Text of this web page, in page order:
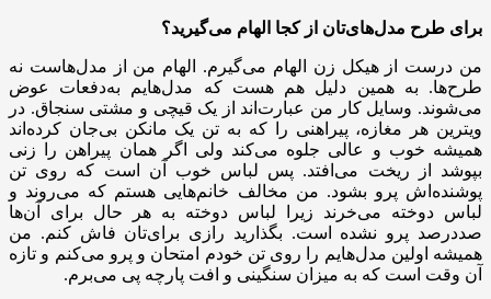
برای طرح مدل‌های‌تان از کجا الهام می‌گیرید؟
من درست از هیکل زن الهام می‌گیرم. الهام من از مدل‌هاست نه
طرح‌ها. به همین دلیل هم هست که مدل‌هایم به‌دفعات عوض
می‌شوند. وسایل کار من عبارت‌اند از یک قیچی و مشتی سنجاق. در
ویترین هر مغازه، پیراهنی را که به تن یک مانکن بی‌جان کرده‌اند
همیشه خوب و عالی جلوه می‌کند ولی اگر همان پیراهن را زنی
بپوشد از ریخت می‌افتد. پس لباس خوب آن است که روی تن
پوشنده‌اش پرو بشود. من مخالف خانم‌هایی هستم که می‌روند و
لباس دوخته می‌خرند زیرا لباس دوخته به هر حال برای آن‌ها
صددرصد پرو نشده است. بگذارید رازی برای‌تان فاش کنم. من
همیشه اولین مدل‌هایم را روی تن خودم امتحان و پرو می‌کنم و تازه
آن وقت است که به میزان سنگینی و افت پارچه پی می‌برم.